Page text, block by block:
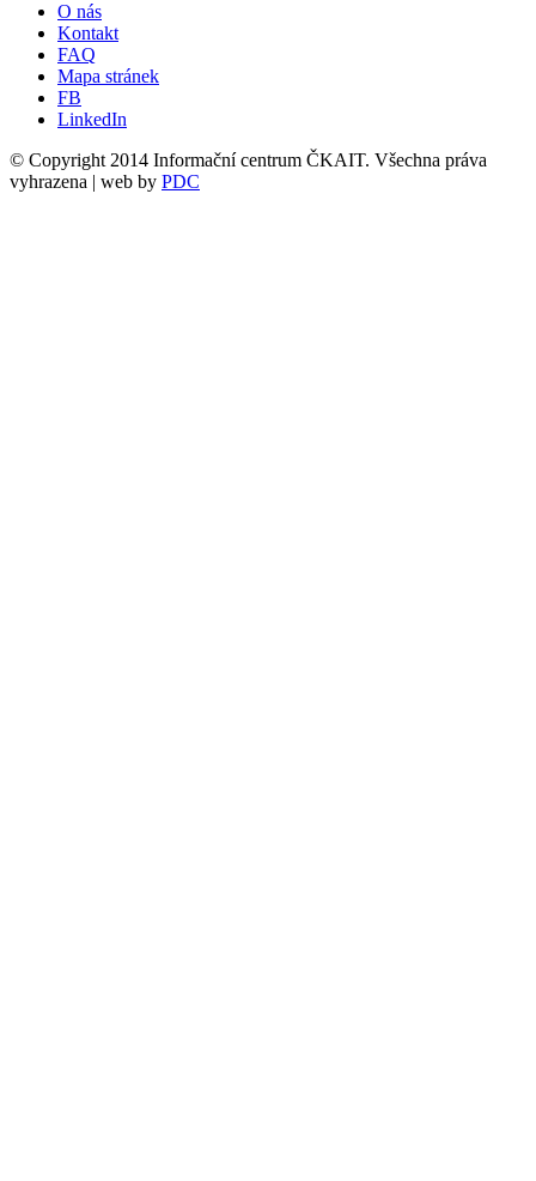
O nás
Kontakt
FAQ
Mapa stránek
FB
LinkedIn
© Copyright 2014 Informační centrum ČKAIT. Všechna práva
vyhrazena | web by PDC